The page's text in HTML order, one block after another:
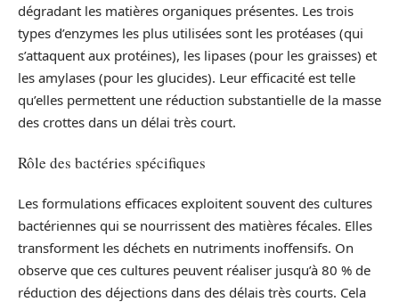
dégradant les matières organiques présentes. Les trois
types d’enzymes les plus utilisées sont les protéases (qui
s’attaquent aux protéines), les lipases (pour les graisses) et
les amylases (pour les glucides). Leur efficacité est telle
qu’elles permettent une réduction substantielle de la masse
des crottes dans un délai très court.
Rôle des bactéries spécifiques
Les formulations efficaces exploitent souvent des cultures
bactériennes qui se nourrissent des matières fécales. Elles
transforment les déchets en nutriments inoffensifs. On
observe que ces cultures peuvent réaliser jusqu’à 80 % de
réduction des déjections dans des délais très courts. Cela